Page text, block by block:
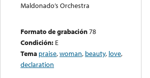
Maldonado’s Orchestra
Formato de grabación78
Condición: E
Tema praise,woman, beauty, love,
declaration